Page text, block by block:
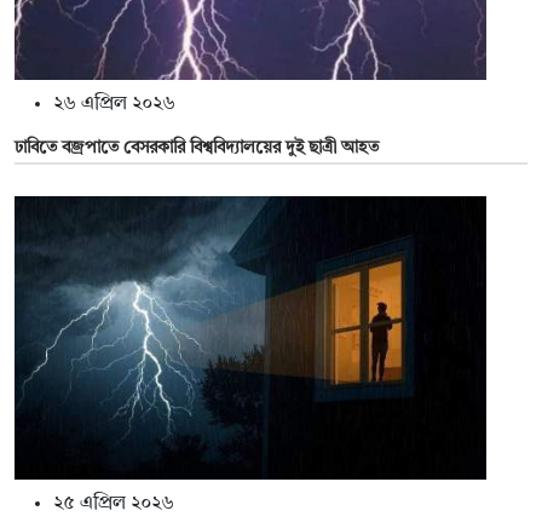
২৬ এপ্রিল ২০২৬
ঢাবিতে বজ্রপাতে বেসরকারি বিশ্ববিদ্যালয়ের দুই ছাত্রী আহত
২৫ এপ্রিল ২০২৬